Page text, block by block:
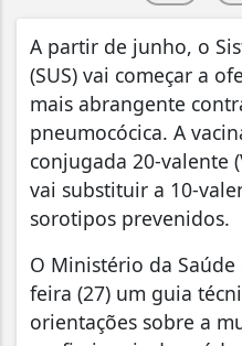
A partir de junho, o
(SUS) vai começar a
mais abrangente
pneumocócica. A
conjugada 20-valente
vai substituir a 10-
sorotipos prevenidos.
O Ministério da
feira (27) um guia
orientações sobre a